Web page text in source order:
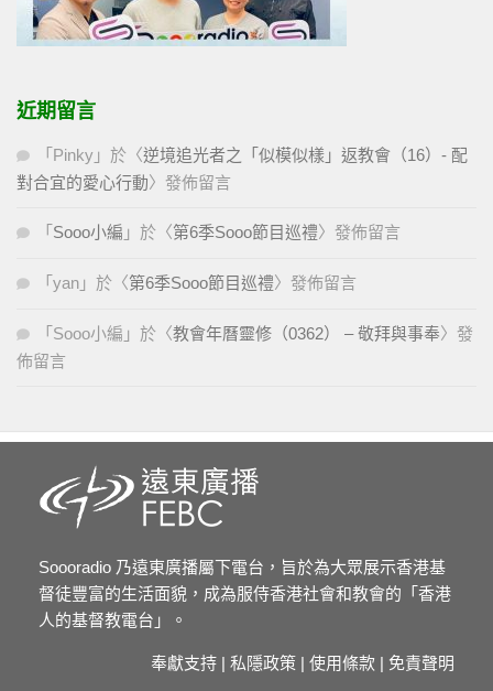
近期留言
「 Pinky 」於〈逆境追光者之「似模似樣」返教會（16）- 配
對合宜的愛心行動〉發佈留言
「 Sooo小編 」於〈第6季Sooo節目巡禮〉發佈留言
「 yan 」於〈第6季Sooo節目巡禮〉發佈留言
「 Sooo小編 」於〈教會年曆靈修（0362） – 敬拜與事奉〉發
佈留言
Soooradio 乃遠東廣播屬下電台，旨於為大眾展示香港基
督徒豐富的生活面貌，成為服侍香港社會和教會的「香港
人的基督教電台」。
奉獻支持 | 私隱政策 | 使用條款 | 免責聲明